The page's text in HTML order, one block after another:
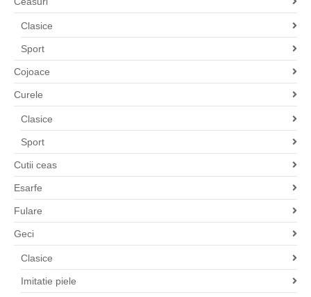
Clasice
Sport
Cojoace
Curele
Clasice
Sport
Cutii ceas
Esarfe
Fulare
Geci
Clasice
Imitatie piele